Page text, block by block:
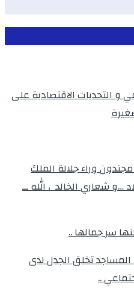
و التحديات الاقتصادية على
وراء جلالة الملك
شعاري الخالد ، الله ــ
سر جمالها ..
تخلق الجدل لدى
..